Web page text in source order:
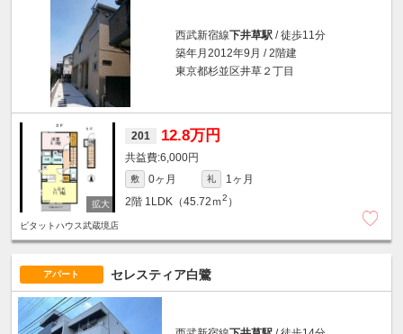
西武新宿線下井草駅 / 徒歩11分
築年月2012年9月 / 2階建
東京都杉並区井草２丁目
201 12.8万円
6,000円
敷 0ヶ月 礼
1ヶ月
2階 1LDK（45.72ｍ2 ）
ピタットハウス武蔵境店
アパート セレスティア白鷺